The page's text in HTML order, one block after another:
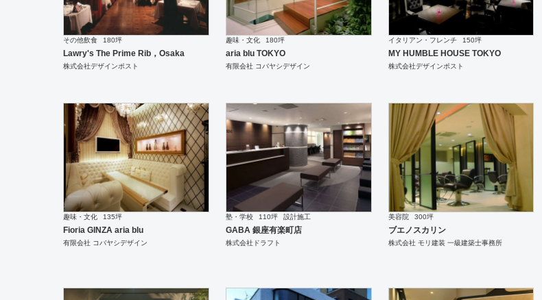
その他飲食 180坪
Lawry's The Prime Rib，Osaka
株式会社デザインポスト
趣味・文化 180坪
aria blu TOKYO
有限会社 コバヤシデザイン
イタリアン・フレンチ 150坪
MY HUMBLE HOUSE TOKYO
株式会社デザインポスト
趣味・文化 135坪
Fioria GINZA aria blu
有限会社 コバヤシデザイン
塾・学校 110坪 設計施工
GABA 銀座有楽町店
株式会社ドラフト
美容院 300坪
ブエノスカリン
株式会社 モリ建装 一級建築士事務所